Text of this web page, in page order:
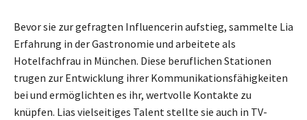
Bevor sie zur gefragten Influencerin aufstieg, sammelte Lia
Erfahrung in der Gastronomie und arbeitete als
Hotelfachfrau in München. Diese beruflichen Stationen
trugen zur Entwicklung ihrer Kommunikationsfähigkeiten
bei und ermöglichten es ihr, wertvolle Kontakte zu
knüpfen. Lias vielseitiges Talent stellte sie auch in TV-